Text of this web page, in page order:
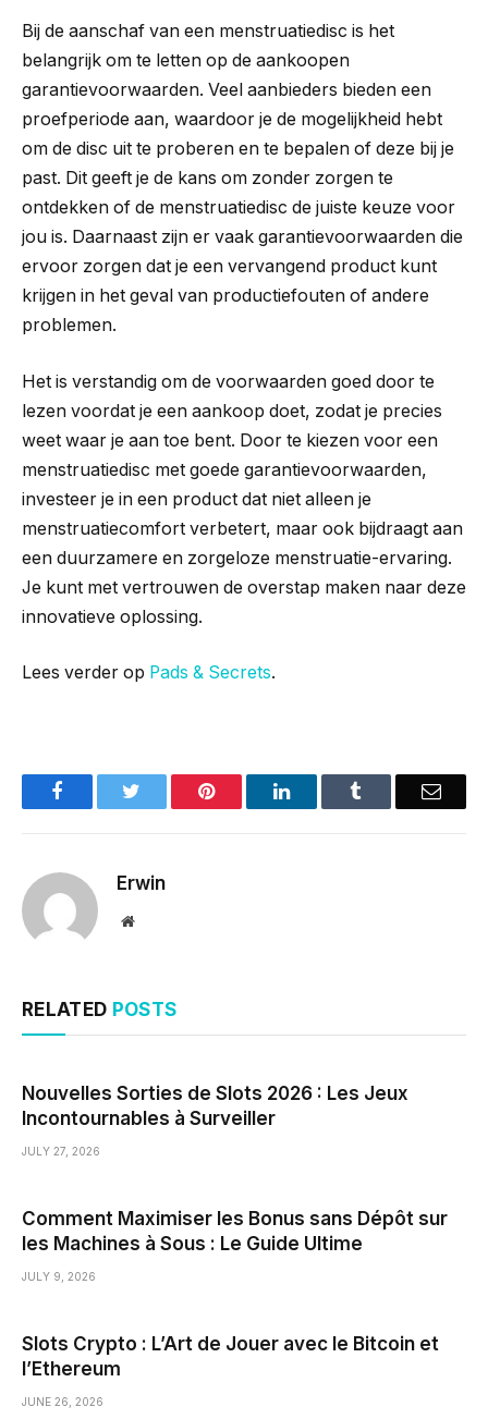
Bij de aanschaf van een menstruatiedisc is het
belangrijk om te letten op de aankoopen
garantievoorwaarden. Veel aanbieders bieden een
proefperiode aan, waardoor je de mogelijkheid hebt
om de disc uit te proberen en te bepalen of deze bij je
past. Dit geeft je de kans om zonder zorgen te
ontdekken of de menstruatiedisc de juiste keuze voor
jou is. Daarnaast zijn er vaak garantievoorwaarden die
ervoor zorgen dat je een vervangend product kunt
krijgen in het geval van productiefouten of andere
problemen.
Het is verstandig om de voorwaarden goed door te
lezen voordat je een aankoop doet, zodat je precies
weet waar je aan toe bent. Door te kiezen voor een
menstruatiedisc met goede garantievoorwaarden,
investeer je in een product dat niet alleen je
menstruatiecomfort verbetert, maar ook bijdraagt aan
een duurzamere en zorgeloze menstruatie-ervaring.
Je kunt met vertrouwen de overstap maken naar deze
innovatieve oplossing.
Lees verder op Pads & Secrets.
Facebook Pinterest LinkedIn Email
Erwin
Website
RELATED POSTS
Nouvelles Sorties de Slots 2026 : Les Jeux
Incontournables à Surveiller
JULY 27, 2026
Comment Maximiser les Bonus sans Dépôt sur
les Machines à Sous : Le Guide Ultime
JULY 9, 2026
Slots Crypto : L’Art de Jouer avec le Bitcoin et
l’Ethereum
JUNE 26, 2026